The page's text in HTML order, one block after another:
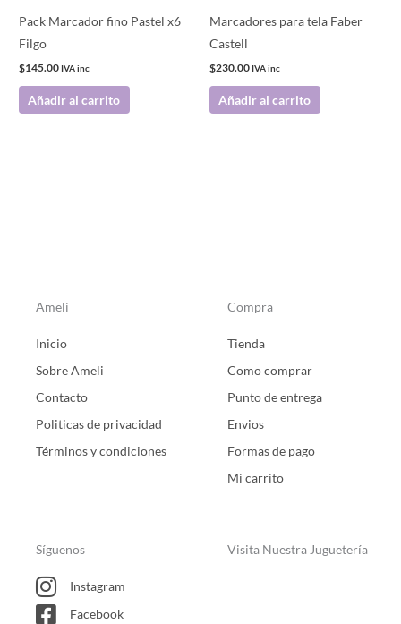
Pack Marcador fino Pastel x6
Filgo
$145.00 IVA inc
Añadir al carrito
Marcadores para tela Faber
Castell
$230.00 IVA inc
Añadir al carrito
Ameli
Inicio
Sobre Ameli
Contacto
Politicas de privacidad
Términos y condiciones
Compra
Tienda
Como comprar
Punto de entrega
Envios
Formas de pago
Mi carrito
Síguenos
Instagram
Facebook
Visita Nuestra Juguetería